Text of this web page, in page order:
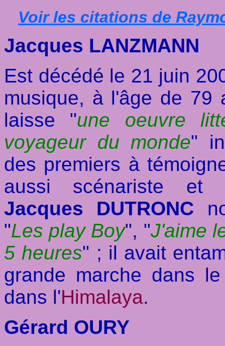
Voir les citations de
Jacques LANZMANN
Est décédé le 21 juin
musique, à l'âge de 79
laisse "une oeuvre
voyageur du monde"
des premiers à
aussi scénariste et
Jacques DUTRONC
"Les play Boy", "J'aime
5 heures" ; il avait
grande marche dans
dans l'Himalaya.
Gérard OURY